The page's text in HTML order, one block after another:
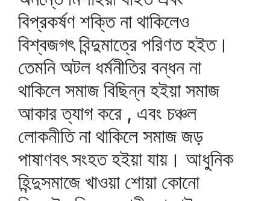
বিপ্রকর্ষণ শক্তি না থাকিলেও
বিশ্বজগৎ বিন্দুমাত্রে পরিণত হইত।
তেমনি অটল ধর্মনীতির বন্ধন না
থাকিলে সমাজ বিছিন্ন হইয়া সমাজ
আকার ত্যাগ করে , এবং চঞ্চল
লোকনীতি না থাকিলে সমাজ জড়
পাষাণবৎ সংহত হইয়া যায়। আধুনিক
হিন্দুসমাজে খাওয়া শোয়া কোনো